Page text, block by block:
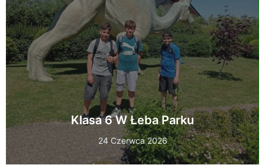
Klasa 6 W Łeba Parku
24 Czerwca 2026